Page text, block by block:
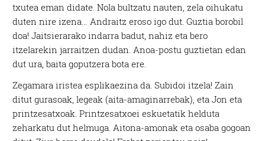
txutea eman didate. Nola bultzatu nauten, zela oihukatu
duten nire izena… Andraitz eroso igo dut. Guztia borobil
doa! Jaitsierarako indarra badut, nahiz eta bero
itzelarekin jarraitzen dudan. Anoa-postu guztietan edan
dut ura, baita goputzera bota ere.
Zegamara iristea esplikaezina da. Subidoi itzela! Zain
ditut gurasoak, legeak (aita-amaginarrebak), eta Jon eta
printzesatxoak. Printzesatxoei eskuetatik helduta
zeharkatu dut helmuga. Aitona-amonak eta osaba gogoan